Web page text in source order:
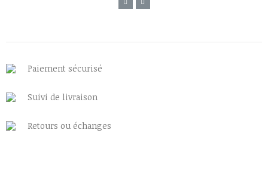
Paiement sécurisé
Suivi de livraison
Retours ou échanges